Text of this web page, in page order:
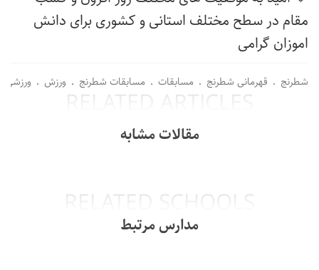
مقام در سطح مختلف استانی و کشوری برای دانش
اموزان گرامی
شطرنج قهرمانی شطرنج مسابقات مسابقات شطرنج ورزش ورزشی
مقالات مشابه
مدارس مرتبط